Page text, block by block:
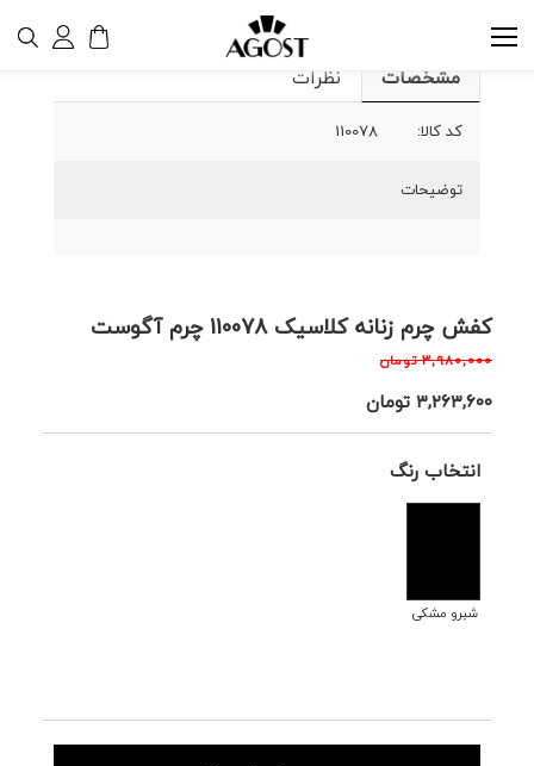
کفش چرم زنانه کلاسیک 110078 چرم آگوست
۳,۹۸۰,۰۰۰ تومان
۳,۲۶۳,۶۰۰تومان
انتخاب رنگ
شبرو مشکی
مشخصات نظرات
کد کالا: 110078
توضیحات